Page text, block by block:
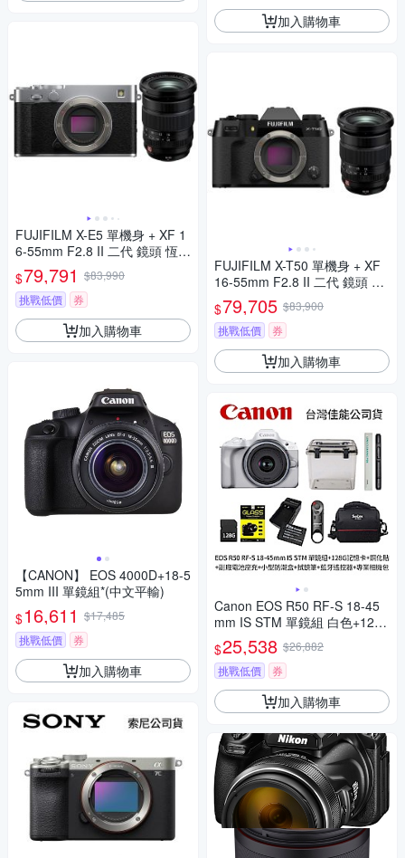
FUJIFILM X-E5 單機身 + XF 1
6-55mm F2.8 II 二代 鏡頭 恆昶
公司貨
$79,791 $83,990
挑戰低價
券
加入購物車
【CANON】 EOS 4000D+18-5
5mm III 單鏡組*(中文平輸)
$16,611 $17,485
挑戰低價
券
加入購物車
加入購物車
FUJIFILM X-T50 單機身 + XF
16-55mm F2.8 II 二代 鏡頭 公
司貨
$79,705 $83,900
挑戰低價
券
加入購物車
Canon EOS R50 RF-S 18-45
mm IS STM 單鏡組 白色+128
G記憶卡+鋼化貼+LPE17副廠
電池座充+小型防潮盒+SL-1拭
鏡筆+藍牙遙控器+專業相機包
(公司貨)
$25,538 $26,882
挑戰低價
券
加入購物車